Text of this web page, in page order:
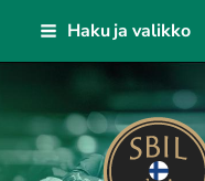
Siirry
Haku ja valikko